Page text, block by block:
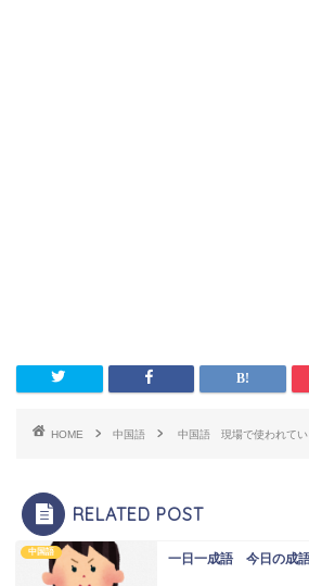
HOME 中国語 中国語 現場で使われてい
RELATED POST
中国語 一日一成語 今日の成